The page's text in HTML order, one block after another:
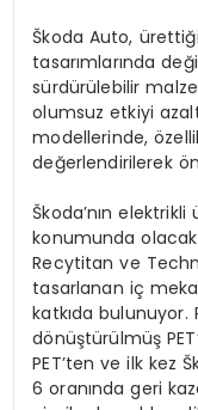
Škoda Auto,
tasarımlarında
sürdürülebilir
olumsuz etkiyi
modellerinde,
değerlendirilerek
Škoda’nın
konumunda
Recytitan ve
tasarlanan iç
katkıda
dönüştürülmüş
PET’ten ve ilk kez
6 oranında geri